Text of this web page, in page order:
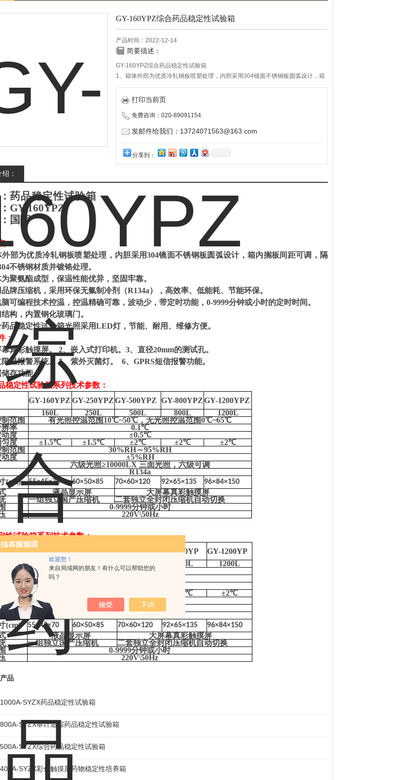
欢迎您！
来自局域网的朋友！有什么可以帮助您的
吗？
GY-160YPZ综合药品稳定性试验箱
产品时间：2022-12-14
简要描述：
GY-160YPZ综合药品稳定性试验箱
1、箱体外部为优质冷轧钢板喷塑处理，内胆采用304镜面不锈钢板圆弧设计，箱
内搁板间距可调，隔板采用304不锈钢材质并镀铬处理。
2、箱体为聚氨酯成型，保温性能优异，坚固牢靠。
打印当前页
免费咨询：020-89091154
发邮件给我们：13724071563@163.com
分享到：
：
药品稳定性试验箱
GY-160YPZ
： 国宇
：
外部为优质冷轧钢板喷塑处理，内胆采用304镜面不锈钢板圆弧设计，箱内搁板间距可调 ， 隔
不锈钢材质并镀铬处理。
聚氨酯成型，保温性能优异，坚固牢靠。
牌压缩机，采用环保无氟制冷剂（R134a），高效率、低能耗、节能环保。
可编程技术控温 ， 控温精确可靠，波动少，带定时功能， 0-9999分钟或小时的定时时间。
构，内置钢化玻璃门。
品稳定性试验箱光照采用LED灯，节能、耐用、维修方便。
：
幕真彩触摸屏。 2、嵌入式打印机。 3、直径20mm的测试孔。
温报警系统。 5、紫外灭菌灯。 6、GPRS短信报警功能。
储存功能。
稳定性试验箱系列技术参数 ：
GY-160YPZ GY-250YPZGY-500YPZ GY-800YPZGY-1200YPZ
160L 250L 500L 800L 1200L
范围 有光照控温范围 10℃~50℃，无光照控温范围0℃~65℃
辨率
0.1℃
动度
±0.5℃
匀度
±1.5℃ ±1.5℃ ±2℃ ±2℃ ±2℃
范围 30%RH～95%RH
动度
±5%RH
六级光照≥10000LX 三面光照，六级可调
R134a
(cm) 55×45×70 60×50×85 70×60×120 92×65×135 96×84×150
液晶显示屏
大屏幕真彩触摸屏
一组独立国产压缩机
二套独立全封闭压缩机自动切换
0-9999分钟或小时
220V\50Hz
性试验箱系列技术参数：
GY-160YP GY-250YP GY-500YP GY-800YP
GY-1200YP
60L 25 50 0L 800L 1200L
制范围
0℃~65℃
辨率
动度
匀度
℃ ±2℃
制范围 30%RH～95%RH
动度
5%RH
(cm) 55×45×70 60×50×85 70×60×120 92×65×135 96×84×150
液晶显示屏
大屏幕真彩触摸屏
一组独立国产压缩机
二套独立全封闭压缩机自动切换
0-9999分钟或小时
220V\50Hz
品
SYZX药品稳定性试验箱
SYZX审计追踪药品稳定性试验箱
SYZX综合药品稳定性试验箱
SYZX彩色触摸屏药物稳定性培养箱